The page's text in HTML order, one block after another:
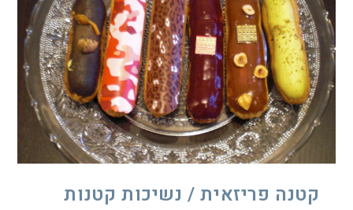
קטנה פריזאית / נשיכות קטנות